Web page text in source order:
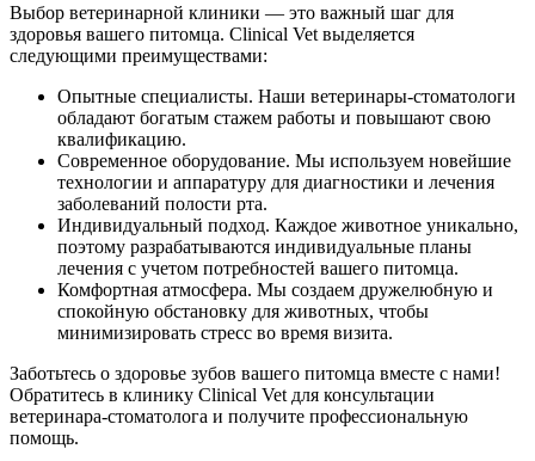
Выбор ветеринарной клиники — это важный шаг для
здоровья вашего питомца. Clinical Vet выделяется
следующими преимуществами:
Опытные специалисты. Наши ветеринары-стоматологи
обладают богатым стажем работы и повышают свою
квалификацию.
Современное оборудование. Мы используем новейшие
технологии и аппаратуру для диагностики и лечения
заболеваний полости рта.
Индивидуальный подход. Каждое животное уникально,
поэтому разрабатываются индивидуальные планы
лечения с учетом потребностей вашего питомца.
Комфортная атмосфера. Мы создаем дружелюбную и
спокойную обстановку для животных, чтобы
минимизировать стресс во время визита.
Заботьтесь о здоровье зубов вашего питомца вместе с нами!
Обратитесь в клинику Clinical Vet для консультации
ветеринара-стоматолога и получите профессиональную
помощь.